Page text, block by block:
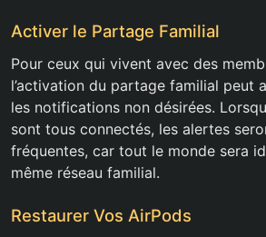
Activer le Partage Familial
Pour ceux qui vivent avec des
l’activation du partage familial peut
les notifications non désirées.
sont tous connectés, les alertes
fréquentes, car tout le monde sera
même réseau familial.
Restaurer Vos AirPods